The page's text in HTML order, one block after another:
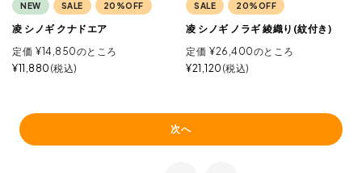
NEW SALE 20%OFF
凌 シノギ クナドエア
定価 ¥14,850のところ
¥11,880 税込
SALE 20%OFF
凌 シノギ ノラギ 綾織り(紋付き)
定価 ¥26,400のところ
¥21,120 税込
次へ